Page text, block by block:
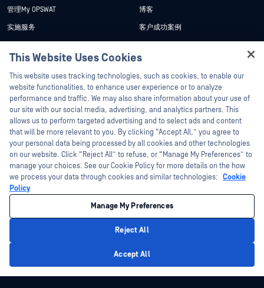
管理My OPSWAT
实施服务
技术文档
培训
漏洞计划
合作伙伴
认证
技术合作伙伴
渠道合作伙伴计划
博客
客户成功案例
新闻报道
活动
网络研讨会
产品型录
白皮书
免费工具
©2026OPSWAT . 保留所有权利。OPSWAT、MetaDefender、Metascan、
MetaAccess、OPSWAT 、"不信任文件，不信任设备"、"OPSWAT "、"保护全球关
键基础设施"、"Deep CDR™技术"、"InQuest"、"InQuest标
识"、"DFI"、"RetroHunt"、"深度文件检测"及"加入追踪"OPSWAT 的商标。第三方
管理 Cookie 偏好
This Website Uses Cookies
This website uses tracking technologies, such as cookies, to enable our
website functionalities, to enhance user experience or to analyze
performance and traffic. We may also share information about your use of
our site with our social media, advertising, and analytics partners. This
allows us to perform targeted advertising and to select ads and content
that will be more relevant to you. By clicking “Accept All,” you agree to
your personal data being processed by all cookies and other technologies
on our website. Click “Reject All” to refuse, or “Manage My Preferences” to
manage your choices. See our Cookie Policy for more details on the how
we process your data through cookies and similar technologies: Cookie
Policy
Manage My Preferences
Reject All
Accept All
Hey there!
I'm Ozzy, your OPSWAT virtual assistant.
How can I help you secure what's critical
today?